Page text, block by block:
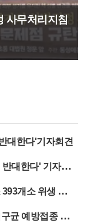
사무처리지침
대한다'기자회견
한다' 기자회견
위생 점검 실시
예방접종 당부